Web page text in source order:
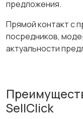
предложения.
Прямой контакт с
посредников,
актуальности
SellClick